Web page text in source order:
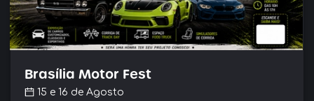
Brasília Motor Fest
15 e 16 de Agosto